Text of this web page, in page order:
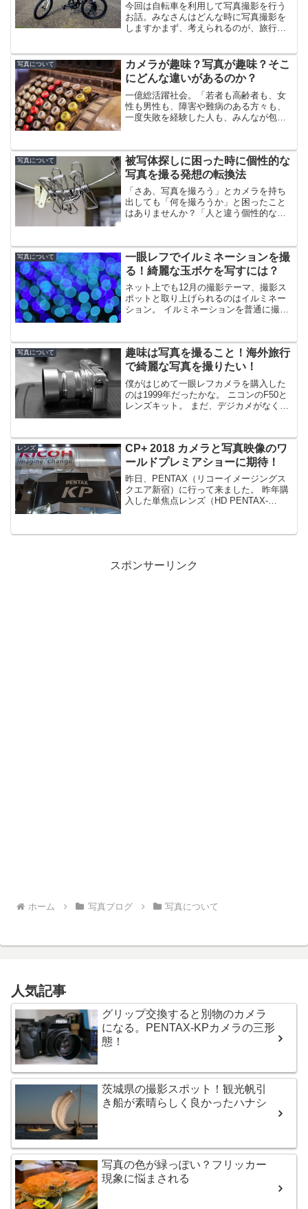
今回は自転車を利用して写真撮影を行う
お話。みなさんはどんな時に写真撮影を
しますかまず、考えられるのが、旅行行
思います。ただ、写真が趣味の人にとっ
ては、旅行が主なので撮影...
写真について
カメラが趣味？写真が趣味？そこ
にどんな違いがあるのか？
一億総活躍社会。「若者も高齢者も、女
性も男性も、障害や難病のある方々も、
一度失敗を経験した人も、みんなが包摂
に高性能のカメラが付いて、誰でも写真
を撮る時代となった今。一...
写真について
被写体探しに困った時に個性的な
写真を撮る発想の転換法
「さあ、写真を撮ろう」とカメラを持ち
出しても「何を撮ろうか」と困ったこと
はありませんか？「人と違う個性的な写
ます。
写真について
一眼レフでイルミネーションを撮
る！綺麗な玉ボケを写すには？
ネット上でも12月の撮影テーマ、撮影ス
ポットと取り上げられるのはイルミネー
ション。 イルミネーションを普通に撮っ
の注意点なるべく明るいレンズを選択す
る冬は夏に比べてイベ...
写真について
趣味は写真を撮ること！海外旅行
で綺麗な写真を撮りたい！
僕がはじめて一眼レフカメラを購入した
のは1999年だったかな。 ニコンのF50と
レンズキット。 まだ、デジカメがなくフ
いており、「カメラ本体にレンズが２本
も付くのかよ...
レンズ
CP+ 2018 カメラと写真映像のワ
ールドプレミアショーに期待！
昨日、PENTAX（リコーイメージングス
クエア新宿）に行って来ました。 昨年購
入した単焦点レンズ（HD PENTAX-
度点検してもらうことにしまし...
スポンサーリンク
ホーム 写真ブログ 写真について
人気記事
グリップ交換すると別物のカメラ
になる。PENTAX-KPカメラの三形
態！
茨城県の撮影スポット！観光帆引
き船が素晴らしく良かったハナシ
写真の色が緑っぽい？フリッカー
現象に悩まされる